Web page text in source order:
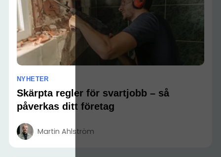
NYHETER
Skärpta regler för svartjobb – så
påverkas ditt företag
Martin Ahlström